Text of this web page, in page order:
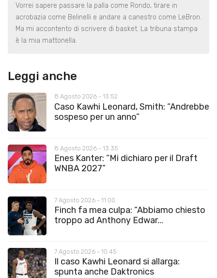
Vorrei sapere passare la palla come Rondo, tirare in
acrobazia come Belinelli e andare a canestro come LeBron.
Ma mi accontento di scrivere di basket. La tribuna stampa
è la mia mattonella.
Leggi anche
8 Agosto 2026 - 13:52
Caso Kawhi Leonard, Smith: “Andrebbe
sospeso per un anno”
8 Agosto 2026 - 13:35
Enes Kanter: “Mi dichiaro per il Draft
WNBA 2027”
7 Agosto 2026 - 11:00
Finch fa mea culpa: “Abbiamo chiesto
troppo ad Anthony Edwar...
7 Agosto 2026 - 10:45
Il caso Kawhi Leonard si allarga:
spunta anche Daktronics